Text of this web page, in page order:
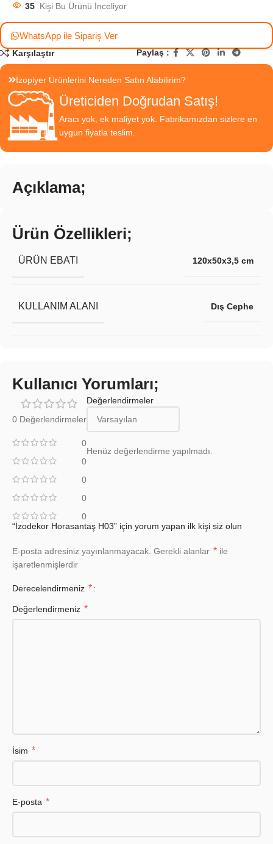
35 Kişi Bu Ürünü İnceliyor
WhatsApp ile Sipariş Ver
Karşılaştır Paylaş :
İzopiyer Ürünlerini Nereden Satın Alabilirim?
Üreticiden Doğrudan Satış!
Aracı yok, ek maliyet yok. Fabrikamızdan sizlere en
uygun fiyatla teslim.
Açıklama;
Ürün Özellikleri;
ÜRÜN EBATI 120x50x3,5 cm
KULLANIM ALANI Dış Cephe
Kullanıcı Yorumları;
0 Değerlendirmeler
0
0
0
0
0
Değerlendirmeler
Henüz değerlendirme yapılmadı.
“İzodekor Horasantaş H03” için yorum yapan ilk kişi siz olun
E-posta adresiniz yayınlanmayacak. Gerekli alanlar * ile
işaretlenmişlerdir
Derecelendirmeniz *
Değerlendirmeniz *
İsim *
E-posta *